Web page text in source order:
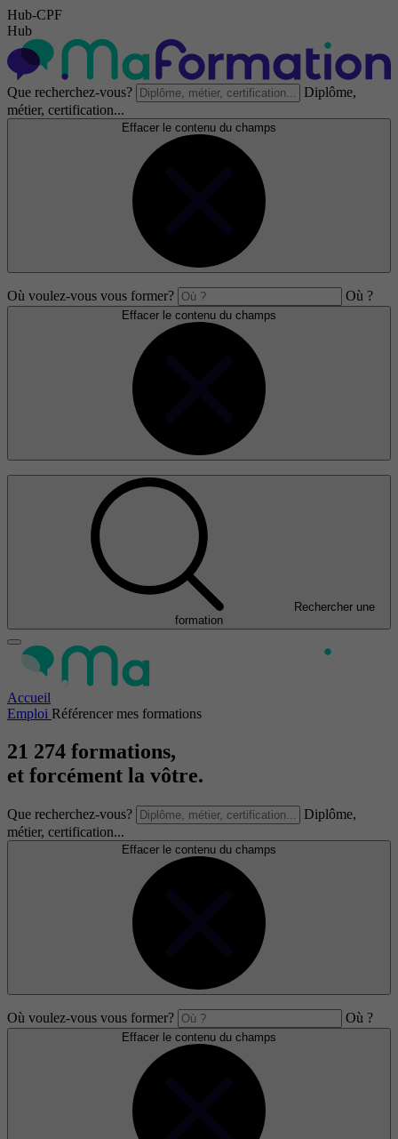
Hub-CPF
Hub
Que recherchez-vous?
Diplôme,
métier, certification...
Effacer le contenu du champs
Où voulez-vous vous former? Où ?
Effacer le contenu du champs
Rechercher une
formation
Accueil
Emploi Référencer mes formations
21 274 formations,
et forcément la vôtre.
Que recherchez-vous?
Diplôme,
métier, certification...
Effacer le contenu du champs
Où voulez-vous vous former? Où ?
Effacer le contenu du champs